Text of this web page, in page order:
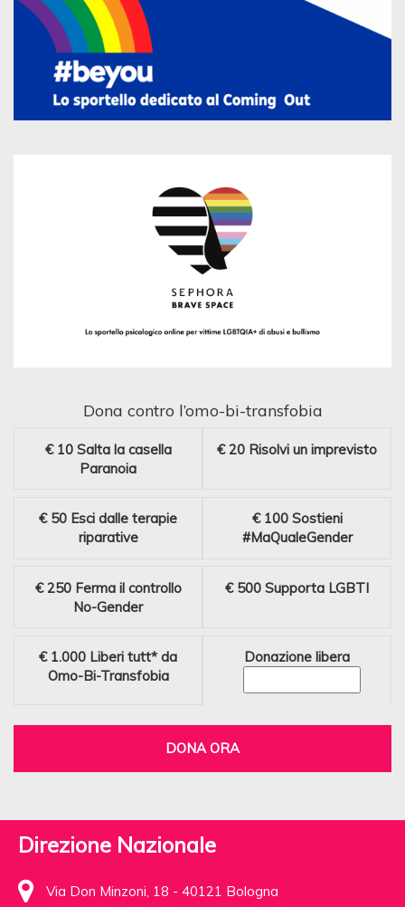
Dona contro l’omo-bi-transfobia
€ 10 Salta la casella
Paranoia
€ 20 Risolvi un imprevisto
€ 50 Esci dalle terapie
riparative
€ 100 Sostieni
#MaQualeGender
€ 250 Ferma il controllo
No-Gender
€ 500 Supporta LGBTI
€ 1.000 Liberi tutt* da
Omo-Bi-Transfobia
Donazione libera
DONA ORA
Direzione Nazionale
Via Don Minzoni, 18 - 40121 Bologna